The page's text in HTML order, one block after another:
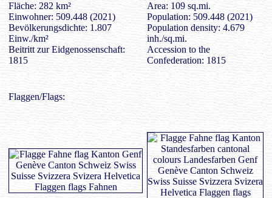
Fläche: 282 km²
Einwohner: 509.448 (2021)
Bevölkerungsdichte: 1.807
Einw./km²
Beitritt zur Eidgenossenschaft:
1815
Area: 109 sq.mi.
Population: 509.448 (2021)
Population density: 4.679
inh./sq.mi.
Accession to the
Confederation: 1815
Flaggen/Flags: